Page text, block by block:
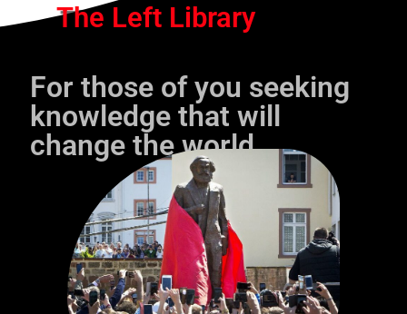
The Left Library
For those of you seeking
knowledge that will
change the world